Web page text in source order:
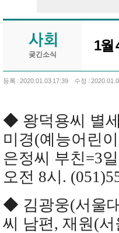
궂긴소식
1월
등록 : 2020.01.03 17:39 수정 :
◆ 왕덕용씨 별
미경(예능어린
은정씨 부친=3
오전 8시.
◆ 김광웅(서울
씨 남편, 재원(